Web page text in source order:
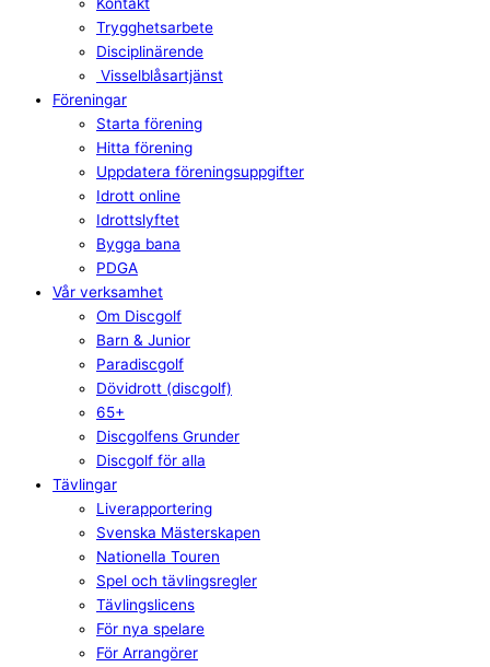
Trygghetsarbete
Disciplinärende
Visselblåsartjänst
Föreningar
Starta förening
Hitta förening
Uppdatera föreningsuppgifter
Idrott online
Idrottslyftet
Bygga bana
PDGA
Vår verksamhet
Om Discgolf
Barn & Junior
Paradiscgolf
Dövidrott (discgolf)
65+
Discgolfens Grunder
Discgolf för alla
Tävlingar
Liverapportering
Svenska Mästerskapen
Nationella Touren
Spel och tävlingsregler
Tävlingslicens
För nya spelare
För Arrangörer